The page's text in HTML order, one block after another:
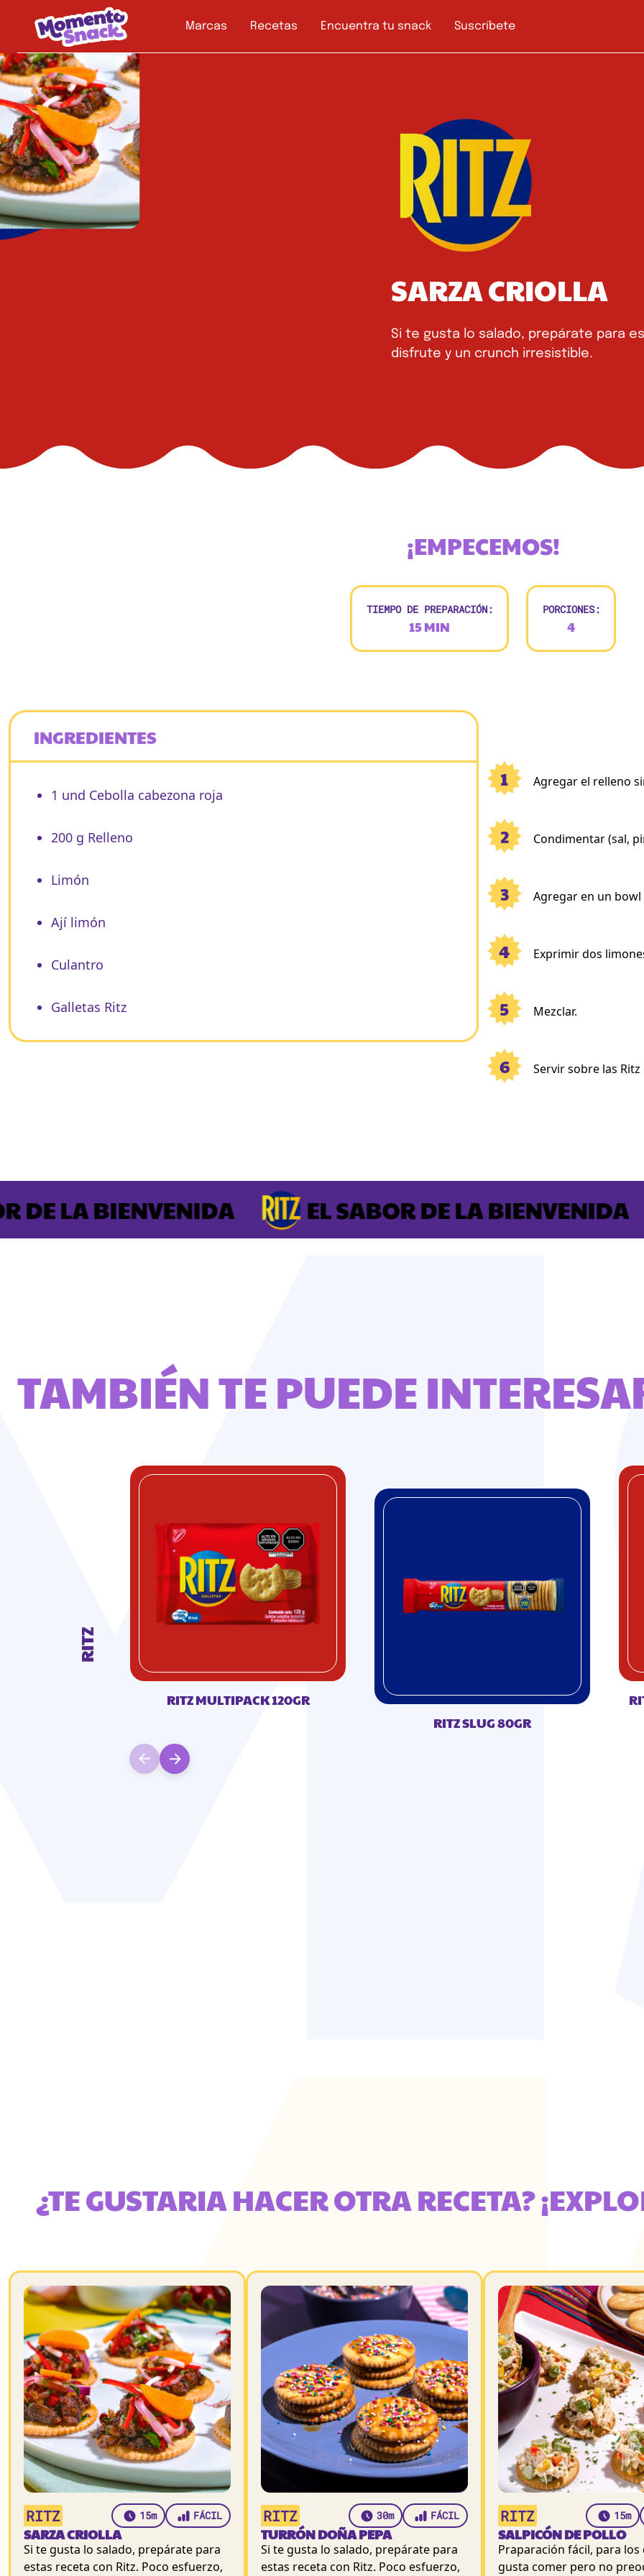
Marcas Recetas Encuentra tu snack Suscríbete
SARZA CRIOLLA
Si te gusta lo salado, prepárate para
disfrute y un crunch irresistible.
¡EMPECEMOS!
TIEMPO DE PREPARACIÓN:
15 MIN
PORCIONES:
4
INGREDIENTES
1 und Cebolla cabezona roja
200 g Relleno
Limón
Ají limón
Culantro
Galletas Ritz
1 Agregar el relleno
2 Condimentar (sal,
3 Agregar en un
4 Exprimir dos
5 Mezclar.
6 Servir sobre las
LA BIENVENIDA EL SABOR DE LA BIENVENIDA
TAMBIÉN TE PUEDE
RITZ
RITZ MULTIPACK 120GR
RITZ SLUG 80GR
¿TE GUSTARIA HACER OTRA RECETA?
RITZ 15m FÁCIL
SARZA CRIOLLA
Si te gusta lo salado, prepárate para
estas receta con Ritz. Poco esfuerzo,
RITZ 30m FÁCIL
TURRÓN DOÑA PEPA
Si te gusta lo salado, prepárate para
estas receta con Ritz. Poco esfuerzo,
RITZ 15m
SALPICÓN DE POLLO
Praparación fácil, para los
gusta comer pero no